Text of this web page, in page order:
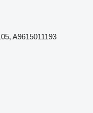
A9615011193